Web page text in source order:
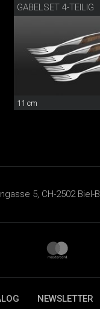
GABELSET 4-TEILIG
11 cm
5, CH-2502 Biel-
NEWSLETTER